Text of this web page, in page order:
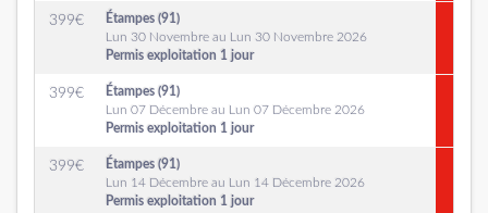
399€
Étampes (91)
Lun 30 Novembre au Lun 30 Novembre 2026
Permis exploitation 1 jour
399€
Étampes (91)
Lun 07 Décembre au Lun 07 Décembre 2026
Permis exploitation 1 jour
399€
Étampes (91)
Lun 14 Décembre au Lun 14 Décembre 2026
Permis exploitation 1 jour